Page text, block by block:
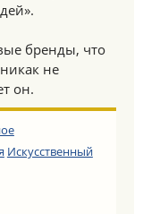
бренды, что
не
он.
Искусственный